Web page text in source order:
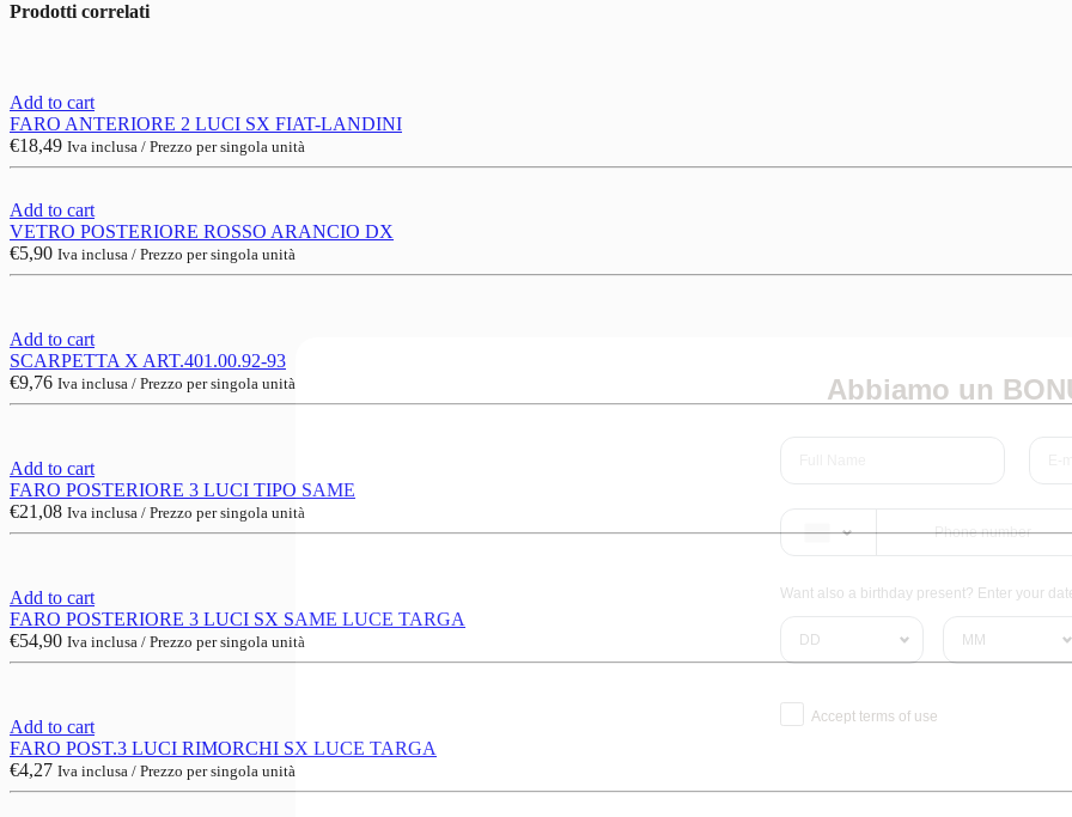
Prodotti correlati
Add to cart
FARO ANTERIORE 2 LUCI SX FIAT-LANDINI
€18,49 Iva inclusa / Prezzo per singola unità
Add to cart
VETRO POSTERIORE ROSSO ARANCIO DX
€5,90 Iva inclusa / Prezzo per singola unità
Add to cart
SCARPETTA X ART.401.00.92-93
€9,76 Iva inclusa / Prezzo per singola unità
Add to cart
FARO POSTERIORE 3 LUCI TIPO SAME
€21,08 Iva inclusa / Prezzo per singola unità
Add to cart
FARO POSTERIORE 3 LUCI SX SAME LUCE TARGA
€54,90 Iva inclusa / Prezzo per singola unità
Add to cart
FARO POST.3 LUCI RIMORCHI SX LUCE TARGA
€4,27 Iva inclusa / Prezzo per singola unità
Abbiamo un
Want also a birthday present? Enter your
Accept terms of use